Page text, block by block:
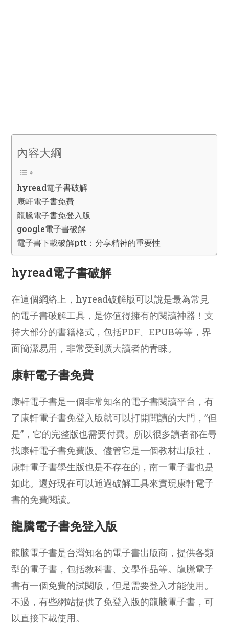
內容大綱
hyread電子書破解
康軒電子書免費
龍騰電子書免登入版
google電子書破解
電子書下載破解ptt：分享精神的重要性
hyread電子書破解
在這個網絡上，hyread破解版可以說是最為常見
的電子書破解工具，是你值得擁有的閱讀神器！支
持大部分的書籍格式，包括PDF、EPUB等等，界
面簡潔易用，非常受到廣大讀者的青睞。
康軒電子書免費
康軒電子書是一個非常知名的電子書閱讀平台，有
了康軒電子書免登入版就可以打開閱讀的大門，”但
是”，它的完整版也需要付費。所以很多讀者都在尋
找康軒電子書免費版。儘管它是一個教材出版社，
康軒電子書學生版也是不存在的，南一電子書也是
如此。還好現在可以通過破解工具來實現康軒電子
書的免費閱讀。
龍騰電子書免登入版
龍騰電子書是台灣知名的電子書出版商，提供各類
型的電子書，包括教科書、文學作品等。龍騰電子
書有一個免費的試閱版，但是需要登入才能使用。
不過，有些網站提供了免登入版的龍騰電子書，可
以直接下載使用。